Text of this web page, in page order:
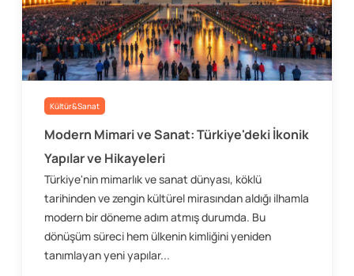
Kültür&Sanat
Modern Mimari ve Sanat: Türkiye'deki İkonik
Yapılar ve Hikayeleri
Türkiye'nin mimarlık ve sanat dünyası, köklü
tarihinden ve zengin kültürel mirasından aldığı ilhamla
modern bir döneme adım atmış durumda. Bu
dönüşüm süreci hem ülkenin kimliğini yeniden
tanımlayan yeni yapılar...